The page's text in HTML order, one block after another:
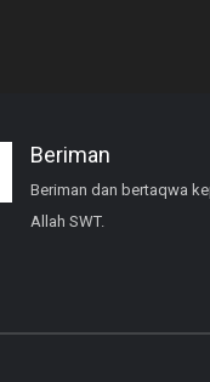
Beriman
Beriman dan bertaqwa
Allah SWT.